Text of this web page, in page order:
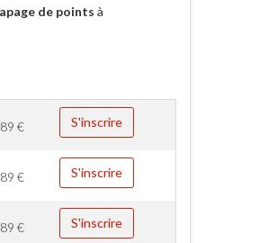
de points à
€ S'inscrire
€ S'inscrire
€ S'inscrire